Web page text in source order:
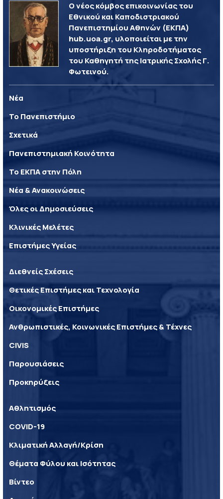
Ο νέος κόμβος επικοινωνίας του
Εθνικού και Καποδιστριακού
Πανεπιστημίου Αθηνών (ΕΚΠΑ)
hub.uoa.gr, υλοποιείται με την
υποστήριξη του Κληροδοτήματος
του Καθηγητή της Ιατρικής Σχολής Γ.
Φωτεινού.
Νέα
Το Πανεπιστήμιο
Σχετικά
Πανεπιστημιακή Κοινότητα
Το ΕΚΠΑ στην Πόλη
Νέα & Ανακοινώσεις
Όλες οι Δημοσιεύσεις
Κλινικές Μελέτες
Επιστήμες Υγείας
Διεθνείς Σχέσεις
Θετικές Επιστήμες και Τεχνολογία
Οικονομικές Επιστήμες
Ανθρωπιστικές, Κοινωνικές Επιστήμες & Τέχνες
CIVIS
Παρουσιάσεις
Προκηρύξεις
Αθλητισμός
COVID-19
Κλιματική Αλλαγή/Κρίση
Θέματα Φύλου και Ισότητας
Βίντεο